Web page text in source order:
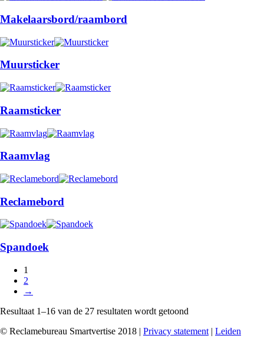
Makelaarsbord/raambord
Muursticker
Raamsticker
Raamvlag
Reclamebord
Spandoek
1
2
→
Resultaat 1–16 van de 27 resultaten wordt getoond
© Reclamebureau Smartvertise 2018 | Privacy statement | Leiden